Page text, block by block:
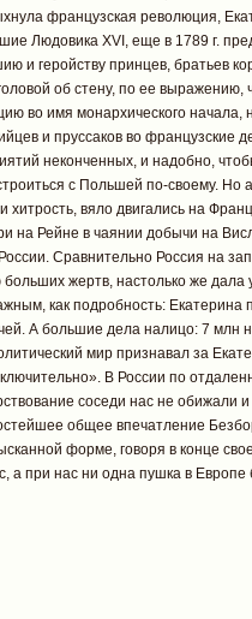
французская революция,
Людовика XVI, еще в 1789 г.
и геройству принцев, братьев
об стену, по ее
во имя монархического начала,
и пруссаков во французские
неконченных, и надобно,
с Польшей по-своему. Но
вяло двигались на
на Рейне в чаянии добычи на
Сравнительно Россия на
жертв, настолько же дала
как подробность:
А большие дела налицо: 7 млн
мир признавал за
В России по
соседи нас не обижали
общее впечатление
форме, говоря в конце
а при нас ни одна пушка в